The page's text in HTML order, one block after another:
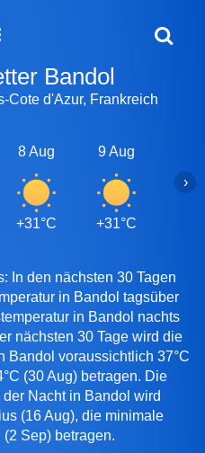
Bandol
Cote d'Azur, Frankreich
8 Aug
+31°C
9 Aug
+31°C
›
In den nächsten 30 Tagen
in Bandol tagsüber
in Bandol nachts
nächsten 30 Tage wird die
Bandol voraussichtlich 37°C
(30 Aug) betragen. Die
Nacht in Bandol wird
(16 Aug), die minimale
(2 Sep) betragen.